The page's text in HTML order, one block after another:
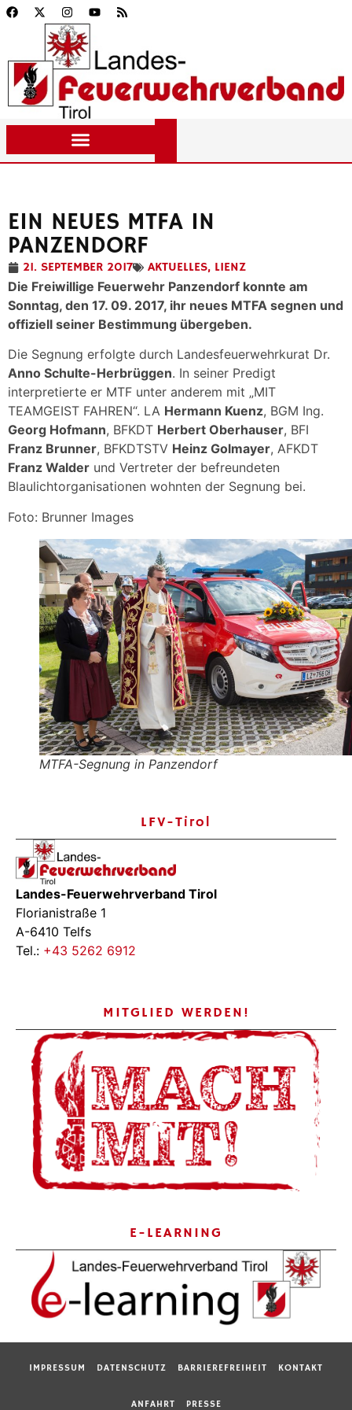
EIN NEUES MTFA IN
PANZENDORF
21. SEPTEMBER 2017 AKTUELLES, LIENZ
Die Freiwillige Feuerwehr Panzendorf konnte am
Sonntag, den 17. 09. 2017, ihr neues MTFA segnen und
offiziell seiner Bestimmung übergeben.
Die Segnung erfolgte durch Landesfeuerwehrkurat Dr.
Anno Schulte-Herbrüggen. In seiner Predigt
interpretierte er MTF unter anderem mit „MIT
TEAMGEIST FAHREN“. LA Hermann Kuenz, BGM Ing.
Georg Hofmann, BFKDT Herbert Oberhauser, BFI
Franz Brunner, BFKDTSTV Heinz Golmayer, AFKDT
Franz Walder und Vertreter der befreundeten
Blaulichtorganisationen wohnten der Segnung bei.
Foto: Brunner Images
MTFA-Segnung in Panzendorf
LFV-Tirol
Landes-Feuerwehrverband Tirol
Florianistraße 1
A-6410 Telfs
Tel.: +43 5262 6912
MITGLIED WERDEN!
E-LEARNING
IMPRESSUM DATENSCHUTZ BARRIEREFREIHEIT KONTAKT
ANFAHRT PRESSE